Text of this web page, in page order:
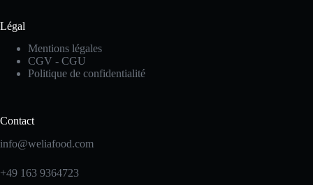
Légal
Mentions légales
CGV - CGU
Politique de confidentialité
Contact
info@weliafood.com
+49 163 9364723